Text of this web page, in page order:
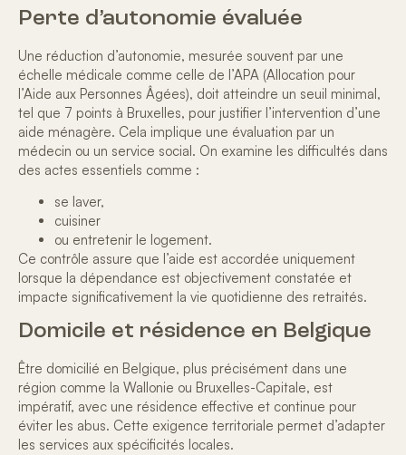
Perte d’autonomie évaluée
Une réduction d’autonomie, mesurée souvent par une
échelle médicale comme celle de l’APA (Allocation pour
l’Aide aux Personnes Âgées), doit atteindre un seuil minimal,
tel que 7 points à Bruxelles, pour justifier l’intervention d’une
aide ménagère. Cela implique une évaluation par un
médecin ou un service social. On examine les difficultés dans
des actes essentiels comme :
se laver,
cuisiner
ou entretenir le logement.
Ce contrôle assure que l’aide est accordée uniquement
lorsque la dépendance est objectivement constatée et
impacte significativement la vie quotidienne des retraités.
Domicile et résidence en Belgique
Être domicilié en Belgique, plus précisément dans une
région comme la Wallonie ou Bruxelles-Capitale, est
impératif, avec une résidence effective et continue pour
éviter les abus. Cette exigence territoriale permet d’adapter
les services aux spécificités locales.